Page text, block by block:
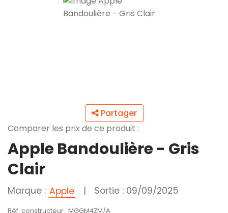
Partager
Comparer les prix de ce produit :
Apple Bandoulière - Gris
Clair ​​​​​​​
Marque : Apple | Sortie : 09/09/2025
Réf. constructeur : MGGM4ZM/A